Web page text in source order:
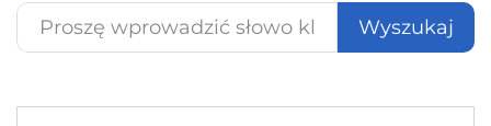
Wyszukaj